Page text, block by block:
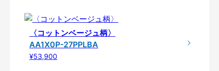
〈コットンベージュ柄〉
AA1X0P-27PPLBA
¥53,900